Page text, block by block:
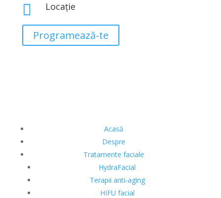
 Locație
Programează-te
Acasă
Despre
Tratamente faciale
HydraFacial
Terapii anti-aging
HIFU facial